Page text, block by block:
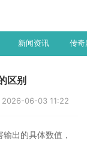
新闻资讯 传奇
区别
2026-06-03 11:22
出的具体数值，